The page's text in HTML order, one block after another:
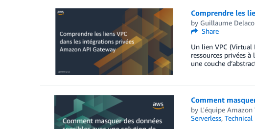
Comprendre les
by Guillaume
Share
Un lien VPC (Virtual
ressources privées
une couche
Comment
by L'équipe Amazon
Serverless,